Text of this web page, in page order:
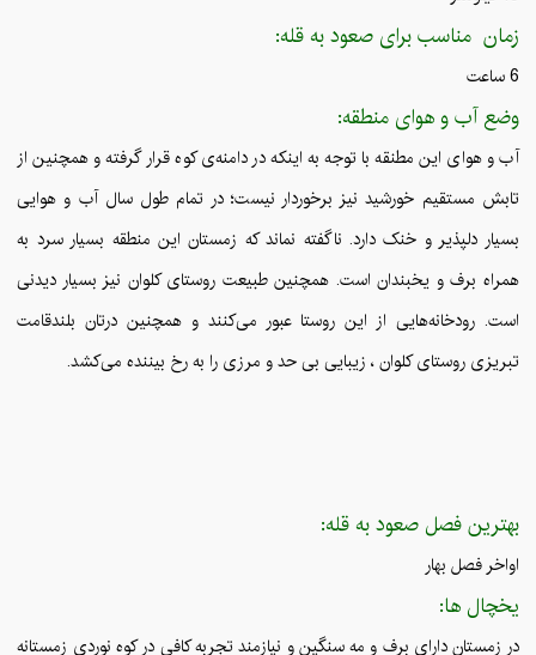
زمان مناسب برای صعود به قله:
6 ساعت
وضع آب و هوای منطقه:
آب و هوای این مطنقه با توجه به اینکه در دامنه‌ی کوه قرار گرفته و همچنین از
تابش مستقیم خورشید نیز برخوردار نیست؛ در تمام طول سال آب و هوایی
بسیار دلپذیر و خنک دارد. ناگفته نماند که زمستان این منطقه بسیار سرد به
همراه برف و یخبندان است. همچنین طبیعت روستای کلوان نیز بسیار دیدنی
است. رودخانه‌هایی از این روستا عبور می‌کنند و همچنین درتان بلندقامت
تبریزی روستای کلوان ، زیبایی بی حد و مرزی را به رخ بیننده می‌کشد.
بهترین فصل صعود به قله:
اواخر فصل بهار
یخچال ها:
در زمستان دارای برف و مه سنگین و نیازمند تجربه کافی در کوه نوردی زمستانه